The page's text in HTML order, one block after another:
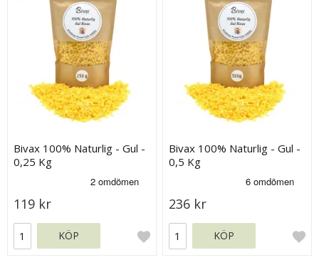
Bivax 100% Naturlig - Gul -
0,25 Kg
119 kr
KÖP
Bivax 100% Naturlig - Gul -
0,5 Kg
236 kr
KÖP